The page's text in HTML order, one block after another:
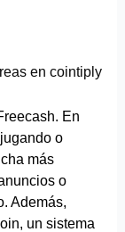
En
o
más
o
Además,
un sistema